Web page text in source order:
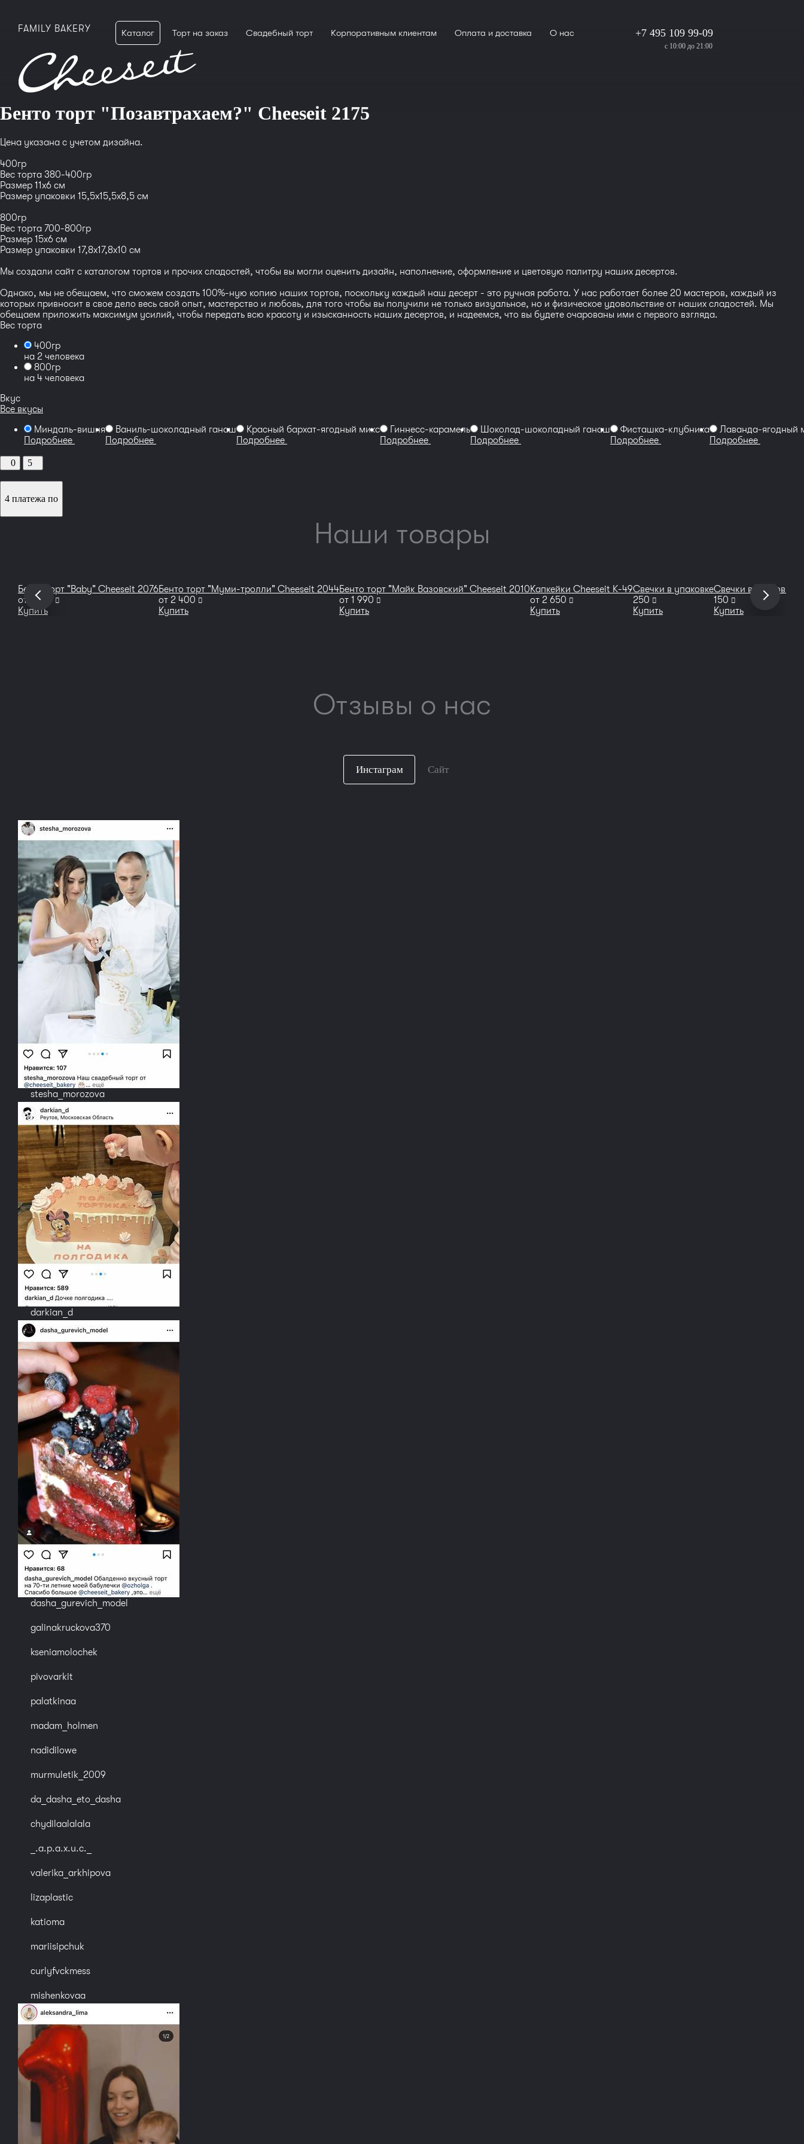
FAMILY BAKERY Каталог Торт на заказ Свадебный торт Корпоративным клиентам Оплата и доставка О нас +7 495 109 99-09
с 10:00 до 21:00
Бенто торт "Позавтрахаем?" Cheeseit 2175
Цена указана с учетом дизайна.
400гр
Вес торта 380-400гр
Размер 11x6 см
Размер упаковки 15,5x15,5x8,5 см
800гр
Вес торта 700-800гр
Размер 15x6 см
Размер упаковки 17,8x17,8x10 см
Мы создали сайт с каталогом тортов и прочих сладостей, чтобы вы могли оценить дизайн, наполнение, оформление и цветовую палитру наших десертов.
Однако, мы не обещаем, что сможем создать 100%-ную копию наших тортов, поскольку каждый наш десерт - это ручная работа. У нас работает более 20 мастеров, каждый из
которых привносит в свое дело весь свой опыт, мастерство и любовь, для того чтобы вы получили не только визуальное, но и физическое удовольствие от наших сладостей. Мы
обещаем приложить максимум усилий, чтобы передать всю красоту и изысканность наших десертов, и надеемся, что вы будете очарованы ими с первого взгляда.
Вес торта
400гр
на 2 человека
800гр
на 4 человека
Вкус
Все вкусы
Миндаль-вишня
Подробнее
Ваниль-шоколадный ганаш
Подробнее
Красный бархат-ягодный микс
Подробнее
Гиннесс-карамель
Подробнее
Шоколад-шоколадный ганаш
Подробнее
Фисташка-клубника
Подробнее
Лаванда-ягодный
Подробнее
0 5
4 платежа по
Наши товары
Бенто торт "Baby" Cheeseit 2076
от
1 990
руб
Купить
Бенто торт "Муми-тролли" Cheeseit 2044
от 2 400 руб
Купить
Бенто торт "Майк Вазовский" Cheeseit 2010
от 1 990 руб
Купить
Капкейки Cheeseit K-49
от 2 650 руб
Купить
Свечки в упаковке
250 руб
Купить
Свечки в упаковке
150 руб
Купить
Отзывы о нас
Инстаграм Сайт
stesha_morozova
darkian_d
dasha_gurevich_model
galinakruckova370
kseniamolochek
pivovarkit
palatkinaa
madam_holmen
nadidilowe
murmuletik_2009
da_dasha_eto_dasha
chydilaalalala
_.a.p.a.x.u.c._
valerika_arkhipova
lizaplastic
katioma
mariisipchuk
curlyfvckmess
mishenkovaa